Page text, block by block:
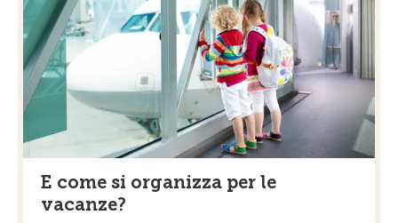
E come si organizza per le
vacanze?